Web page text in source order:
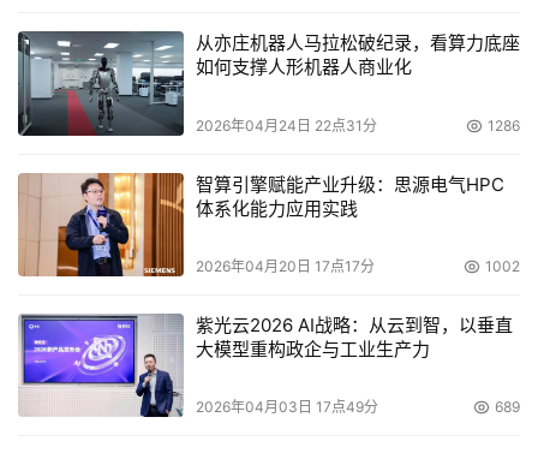
从亦庄机器人马拉松破纪录，看算力底座
如何支撑人形机器人商业化
2026年04月24日 22点31分 1286
智算引擎赋能产业升级：思源电气HPC
体系化能力应用实践
2026年04月20日 17点17分 1002
紫光云2026 AI战略：从云到智，以垂直
大模型重构政企与工业生产力
2026年04月03日 17点49分 689